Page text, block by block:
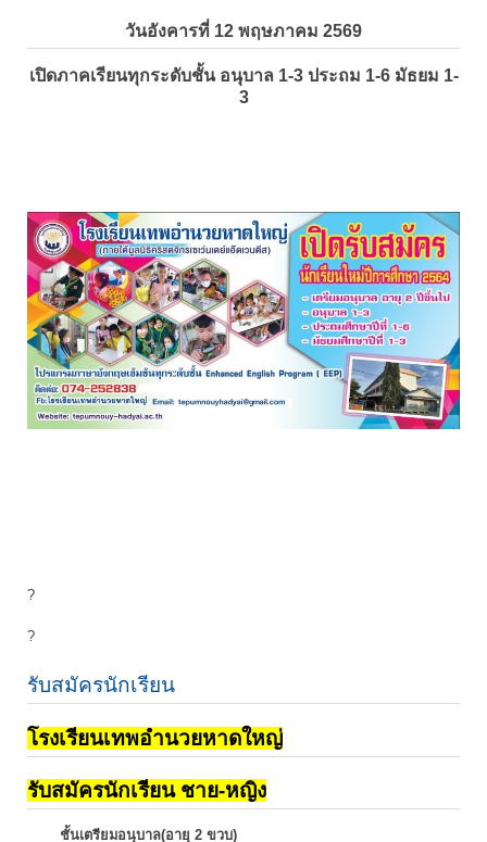
วันอังคารที่ 12 พฤษภาคม 2569
เปิดภาคเรียนทุกระดับชั้น อนุบาล 1-3 ประถม 1-6 มัธยม 1-
3
?
?
รับสมัครนักเรียน
โรงเรียนเทพอำนวยหาดใหญ่
รับสมัครนักเรียน ชาย-หญิง
ชั้นเตรียมอนุบาล(อายุ 2 ขวบ)